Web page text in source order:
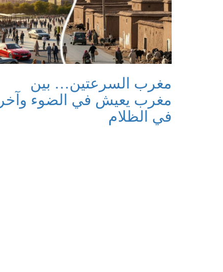
مغرب السرعتين… بين
مغرب يعيش في الضوء وآخر
في الظلام